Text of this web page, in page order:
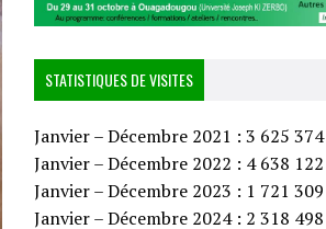
STATISTIQUES DE VISITES
Janvier – Décembre 2021 : 3 625 374
Janvier – Décembre 2022 : 4 638 122
Janvier – Décembre 2023 : 1 721 309
Janvier – Décembre 2024 : 2 318 498